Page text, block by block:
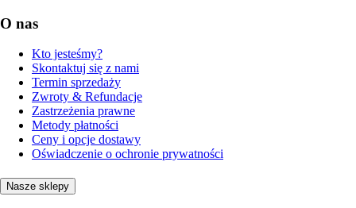
O nas
Kto jesteśmy?
Skontaktuj się z nami
Termin sprzedaży
Zwroty & Refundacje
Zastrzeżenia prawne
Metody płatności
Ceny i opcje dostawy
Oświadczenie o ochronie prywatności
Nasze sklepy